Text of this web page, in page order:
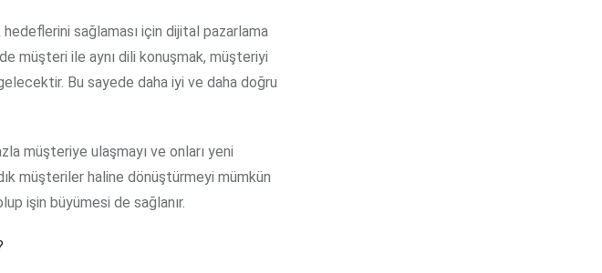
sağlaması için dijital pazarlama
müşteri ile aynı dili konuşmak, müşteriyi
Bu sayede daha iyi ve daha doğru
müşteriye ulaşmayı ve onları yeni
müşteriler haline dönüştürmeyi mümkün
işin büyümesi de sağlanır.